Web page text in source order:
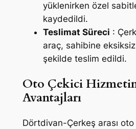
yüklenirken özel
kaydedildi.
Teslimat Süreci :
araç, sahibine
şekilde teslim edildi.
Oto Çekici
Avantajları
Dörtdivan-Çerkeş arası oto